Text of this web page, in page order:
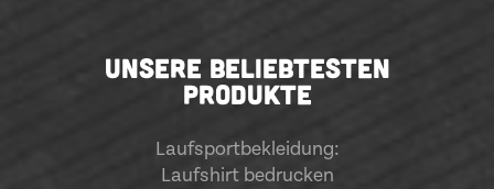
UNSERE BELIEBTESTEN
PRODUKTE
Laufsportbekleidung:
Laufshirt bedrucken